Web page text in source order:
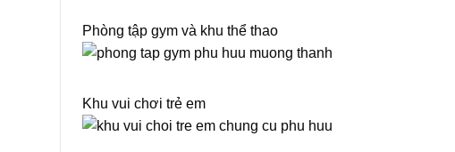
Phòng tập gym và khu thể thao
Khu vui chơi trẻ em